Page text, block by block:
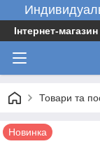
Інтернет-
Товари та
Новинка